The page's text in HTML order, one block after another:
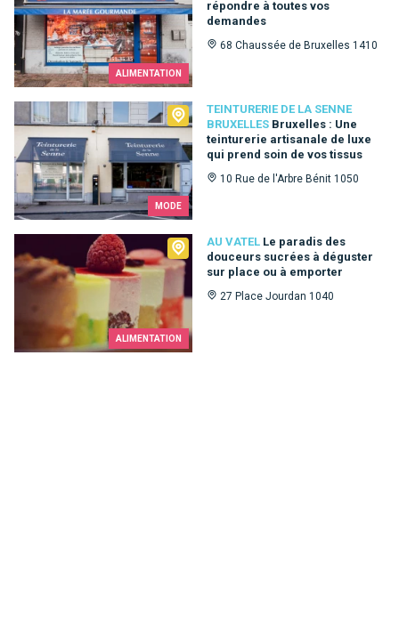
ALIMENTATION
répondre à toutes vos
demandes
68 Chaussée de Bruxelles 1410
MODE
TEINTURERIE DE LA SENNE
BRUXELLES Bruxelles : Une
teinturerie artisanale de luxe
qui prend soin de vos tissus
10 Rue de l'Arbre Bénit 1050
Teinturerie de la Senne Bruxelles
ALIMENTATION
AU VATEL Le paradis des
douceurs sucrées à déguster
sur place ou à emporter
27 Place Jourdan 1040